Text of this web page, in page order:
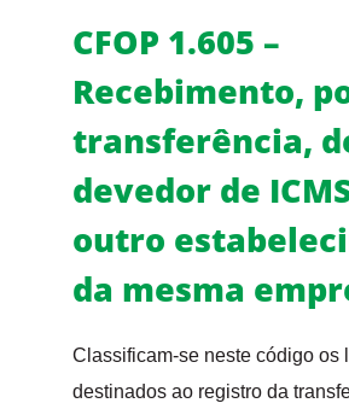
CFOP 1.605 –
Recebimento,
transferência,
devedor de
outro
da mesma
Classificam-se neste código os
destinados ao registro da